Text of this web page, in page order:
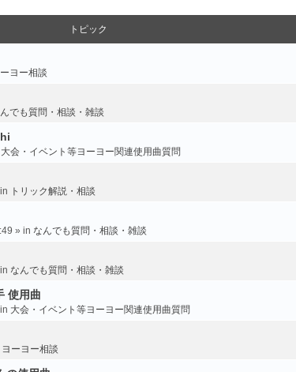
トピック
ヨー相談
でも質問・相談・雑談
大会・イベント等ヨーヨー関連使用曲質問
トリック解説・相談
» in なんでも質問・相談・雑談
なんでも質問・相談・雑談
使用曲
大会・イベント等ヨーヨー関連使用曲質問
ヨーヨー相談